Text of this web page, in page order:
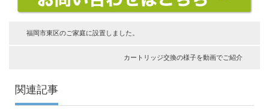
福岡市東区のご家庭に設置しました。
カートリッジ交換の様子を動画でご紹介
関連記事